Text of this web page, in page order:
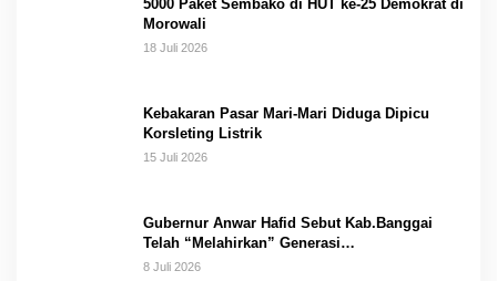
5000 Paket Sembako di HUT ke-25 Demokrat di
Morowali
18 Juli 2026
Kebakaran Pasar Mari-Mari Diduga Dipicu
Korsleting Listrik
15 Juli 2026
Gubernur Anwar Hafid Sebut Kab.Banggai
Telah “Melahirkan” Generasi…
8 Juli 2026